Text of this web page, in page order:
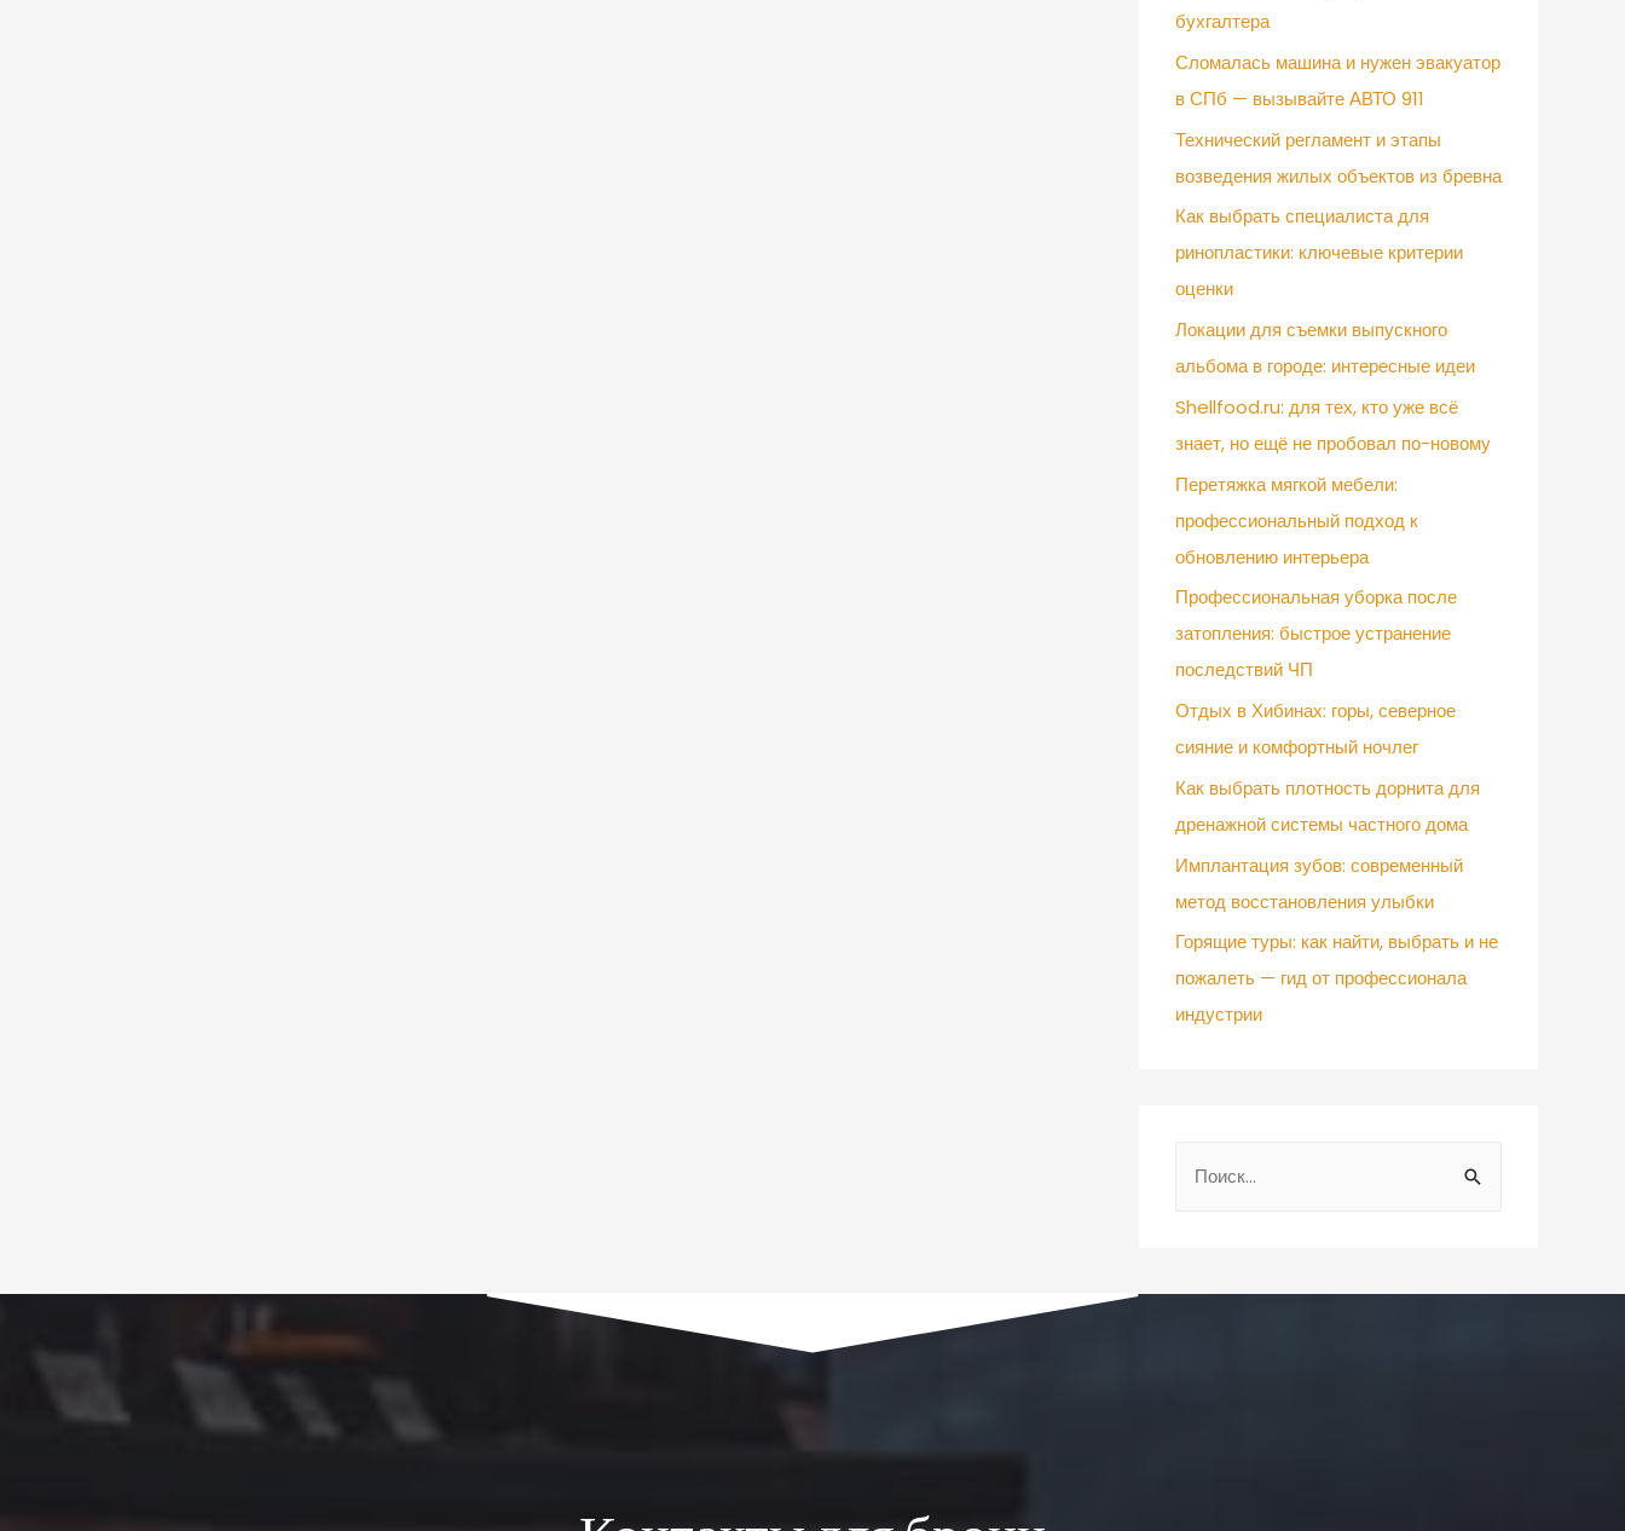
бухгалтера
Сломалась машина и нужен эвакуатор
в СПб — вызывайте АВТО 911
Технический регламент и этапы
возведения жилых объектов из бревна
Как выбрать специалиста для
ринопластики: ключевые критерии
оценки
Локации для съемки выпускного
альбома в городе: интересные идеи
Shellfood.ru: для тех, кто уже всё
знает, но ещё не пробовал по-новому
Перетяжка мягкой мебели:
профессиональный подход к
обновлению интерьера
Профессиональная уборка после
затопления: быстрое устранение
последствий ЧП
Отдых в Хибинах: горы, северное
сияние и комфортный ночлег
Как выбрать плотность дорнита для
дренажной системы частного дома
Имплантация зубов: современный
метод восстановления улыбки
Горящие туры: как найти, выбрать и не
пожалеть — гид от профессионала
индустрии